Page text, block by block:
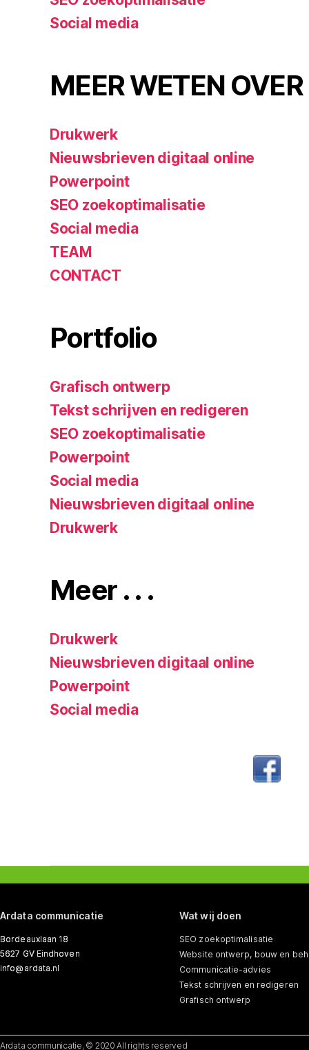
Social media
MEER WETEN
Drukwerk
Nieuwsbrieven digitaal online
Powerpoint
SEO zoekoptimalisatie
Social media
TEAM
CONTACT
Portfolio
Grafisch ontwerp
Tekst schrijven en redigeren
SEO zoekoptimalisatie
Powerpoint
Social media
Nieuwsbrieven digitaal online
Drukwerk
Meer . . .
Drukwerk
Nieuwsbrieven digitaal online
Powerpoint
Social media
Ardata communicatie
Bordeauxlaan 18
5627 GV Eindhoven
info@ardata.nl
Wat wij doen
SEO zoekoptimalisatie
Website ontwerp, bouw en
Communicatie-advies
Tekst schrijven en redigeren
Grafisch ontwerp
Ardata communicatie, © 2020 All rights reserved